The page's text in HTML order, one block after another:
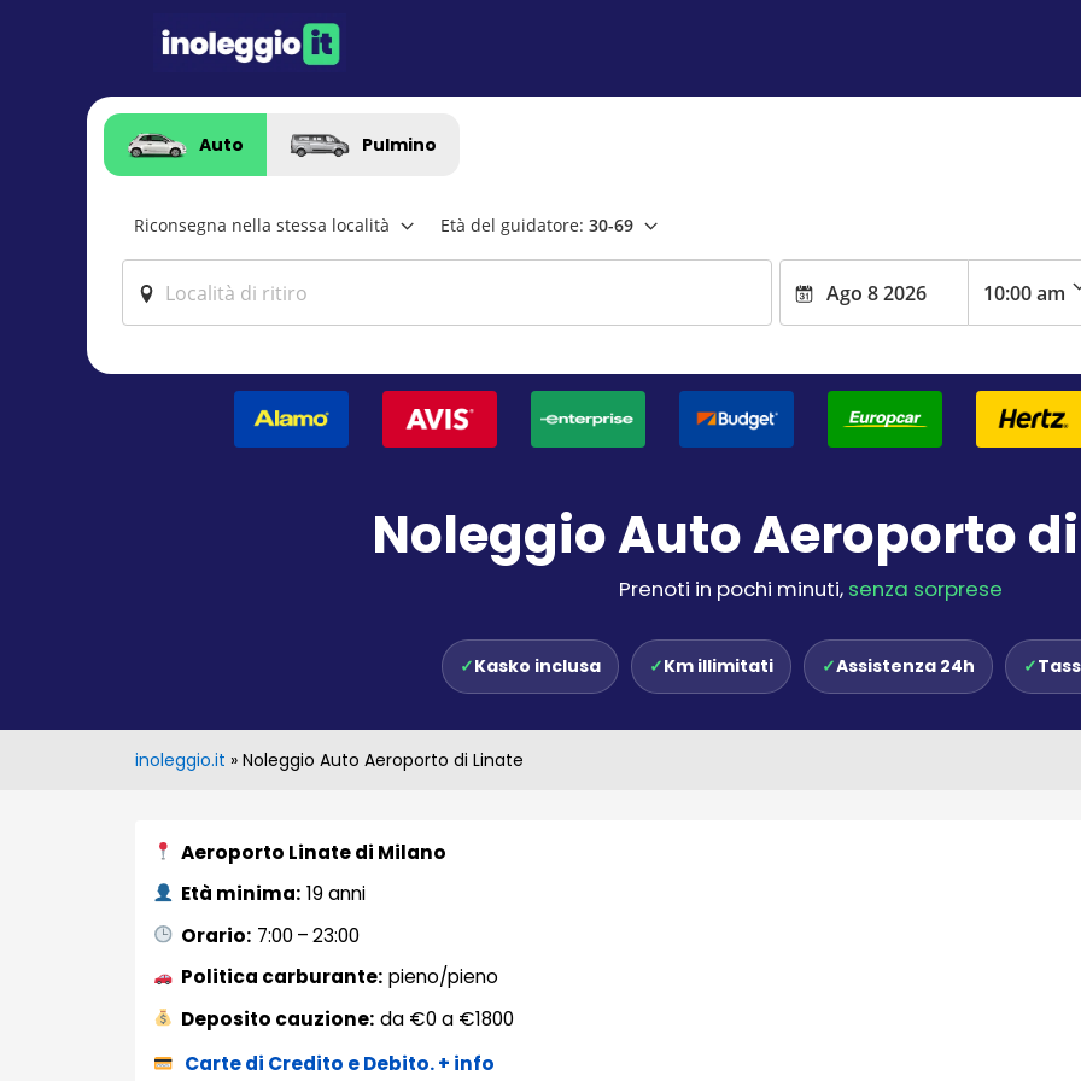
Auto Pulmino
Riconsegna nella stessa località Età del guidatore: 30-69
Noleggio Auto Aeroporto
Prenoti in pochi minuti, senza sorprese
✓Kasko inclusa ✓Km illimitati ✓Assistenza 24h ✓
inoleggio.it » Noleggio Auto Aeroporto di Linate
Aeroporto Linate di Milano
Età minima: 19 anni
Orario: 7:00 – 23:00
Politica carburante: pieno/pieno
Deposito cauzione: da €0 a €1800
Carte di Credito e Debito. + info